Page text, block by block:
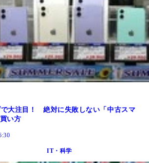
大注目！ 絶対に失敗しない「中古スマ
い方
IT・科学